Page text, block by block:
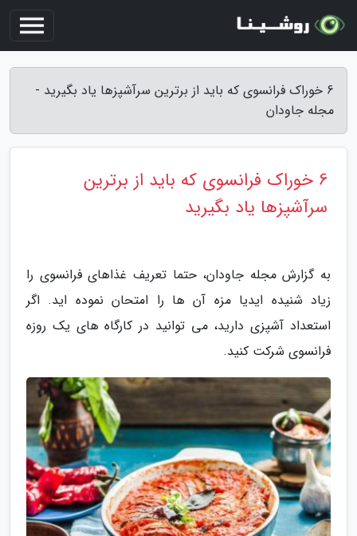
6 خوراک فرانسوی که باید از برترین سرآشپزها یاد بگیرید -
مجله جاودان
6 خوراک فرانسوی که باید از برترین
سرآشپزها یاد بگیرید
به گزارش مجله جاودان، حتما تعریف غذاهای فرانسوی را
زیاد شنیده ایدیا مزه آن ها را امتحان نموده اید. اگر
استعداد آشپزی دارید، می توانید در کارگاه های یک روزه
فرانسوی شرکت کنید.